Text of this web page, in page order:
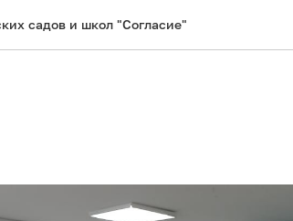
садов и школ "Согласие"